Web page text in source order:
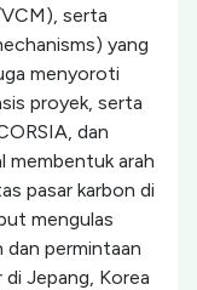
serta
yang
menyoroti
proyek, serta
dan
membentuk arah
pasar karbon di
mengulas
dan permintaan
Jepang, Korea